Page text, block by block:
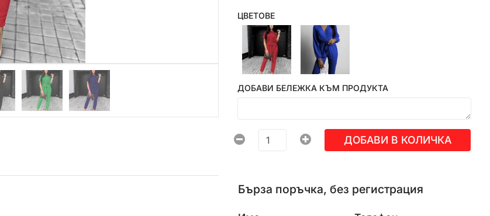
ЦВЕТОВЕ
ДОБАВИ БЕЛЕЖКА КЪМ ПРОДУКТА
ДОБАВИ В КОЛИЧКА
Бърза поръчка, без регистрация